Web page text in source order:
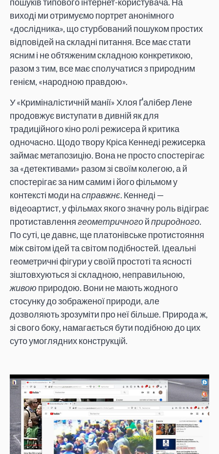
виході ми отримуємо портрет анонімного
«дослідника», що стурбований пошуком простих
відповідей на складні питання. Все має стати
ясним і не обтяженим складною конкретикою,
разом з тим, все має сполучатися з природним
генієм, «народною правдою».
У «Криміналістичній манії» Хлоя Ґалібер Лене
продовжує виступати в дивній як для
традиційного кіно ролі режисера й критика
одночасно. Щодо твору Кріса Кеннеді режисерка
займає метапозицію. Вона не просто спостерігає
за «детективами» разом зі своїм колегою, а й
спостерігає за ним самим і його фільмом у
контексті моди насправжнє. Кеннеді —
відеоартист, у фільмах якого значну роль відіграє
протиставленнягеометричногойприродного.
По суті, це давнє, ще платонівське протистояння
між світом ідей та світом подібностей. Ідеальні
геометричні фігури у своїй простоті та ясності
зіштовхуються зі складною, неправильною,
живою природою. Вони не мають жодного
стосунку до зображеної природи, але
дозволяють зрозуміти про неї більше. Природа ж,
зі свого боку, намагається бути подібною до цих
суто умоглядних конструкцій.